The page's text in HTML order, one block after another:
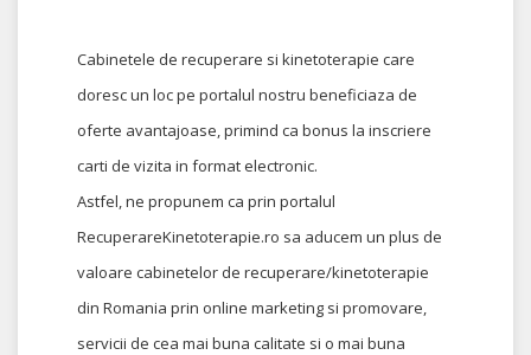
Cabinetele de recuperare si kinetoterapie care
doresc un loc pe portalul nostru beneficiaza de
oferte avantajoase, primind ca bonus la inscriere
carti de vizita in format electronic.
Astfel, ne propunem ca prin portalul
RecuperareKinetoterapie.ro sa aducem un plus de
valoare cabinetelor de recuperare/kinetoterapie
din Romania prin online marketing si promovare,
servicii de cea mai buna calitate si o mai buna